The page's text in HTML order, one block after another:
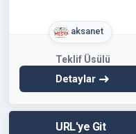
aksanet
Teklif Üsülü
Detaylar
URL'ye Git